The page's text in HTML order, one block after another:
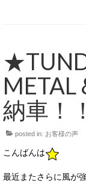
エムズオート
エムズオー
サービス・
納車！！
posted in: お客様の声
こんばんは
最近またさらに風が